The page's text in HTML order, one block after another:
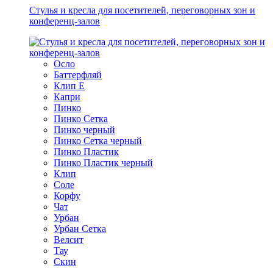
Стулья и кресла для посетителей, переговорных зон и
конференц-залов
Осло
Баттерфляй
Клип Е
Капри
Пинко
Пинко Сетка
Пинко черный
Пинко Сетка черный
Пинко Пластик
Пинко Пластик черный
Клип
Соле
Корфу
Чат
Урбан
Урбан Сетка
Велсит
Тау
Скин